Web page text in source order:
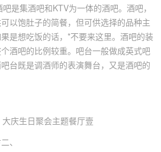
是集酒吧和KTV为一体的酒吧。酒吧，
以饱肚子的简餐，但可供选择的品种主
是想吃饭的话，*不要来这里。酒吧的装
酒吧的比例较重。吧台一般做成英式吧
台既是调酒师的表演舞台，又是酒吧的
、